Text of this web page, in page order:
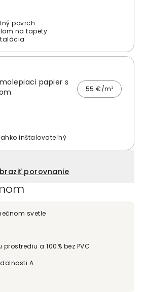
povrch
na tapety
papier s
55 €/m²
inštalovateľný
porovnanie
svetle
a 100% bez PVC
A